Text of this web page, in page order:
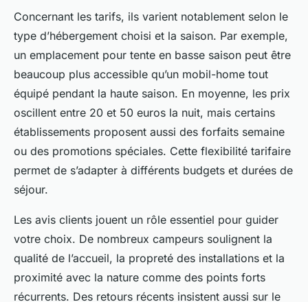
Concernant les tarifs, ils varient notablement selon le
type d’hébergement choisi et la saison. Par exemple,
un emplacement pour tente en basse saison peut être
beaucoup plus accessible qu’un mobil-home tout
équipé pendant la haute saison. En moyenne, les prix
oscillent entre 20 et 50 euros la nuit, mais certains
établissements proposent aussi des forfaits semaine
ou des promotions spéciales. Cette flexibilité tarifaire
permet de s’adapter à différents budgets et durées de
séjour.
Les avis clients jouent un rôle essentiel pour guider
votre choix. De nombreux campeurs soulignent la
qualité de l’accueil, la propreté des installations et la
proximité avec la nature comme des points forts
récurrents. Des retours récents insistent aussi sur le